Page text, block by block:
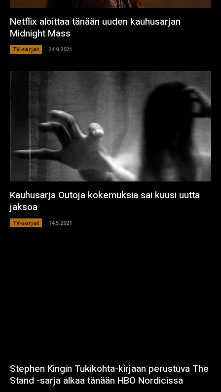
Netflix aloittaa tänään uuden kauhusarjan
Midnight Mass
TV-sarjat 24.9.2021
Kauhusarja Outoja kokemuksia sai kuusi uutta
jaksoa
TV-sarjat 14.5.2021
Stephen Kingin Tukikohta-kirjaan perustuva The
Stand -sarja alkaa tänään HBO Nordicissa